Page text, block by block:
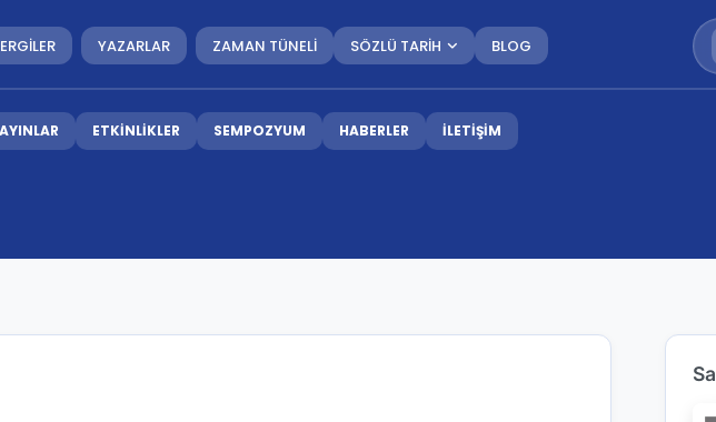
YAZARLAR ZAMAN TÜNELİ SÖZLÜ TARİH BLOG
ETKİNLİKLER SEMPOZYUM HABERLER İLETİŞİM